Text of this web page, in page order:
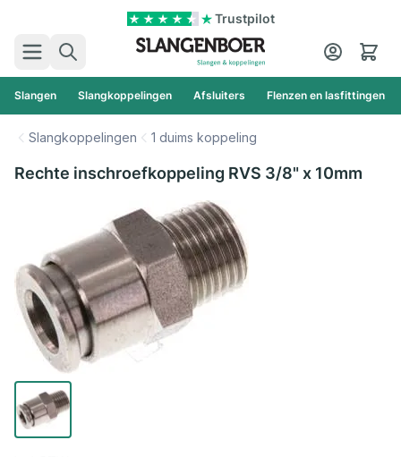
Trustpilot
Zoek
Cart
Slangen Slangkoppelingen Afsluiters Flenzen en lasfittingen
Slangkoppelingen 1 duims koppeling
Rechte inschroefkoppeling RVS 3/8" x 10mm